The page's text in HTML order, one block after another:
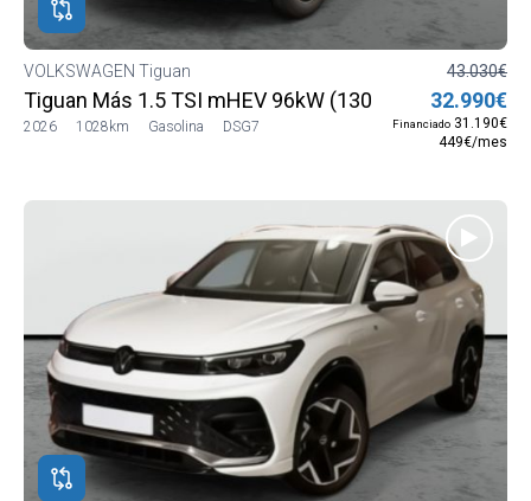
VOLKSWAGEN Tiguan
Tiguan Más 1.5 TSI mHEV 96kW (130 CV) DSG7
2026 1028km Gasolina DSG7
43.030€
32.990€
Financiado 31.190€
449€/mes